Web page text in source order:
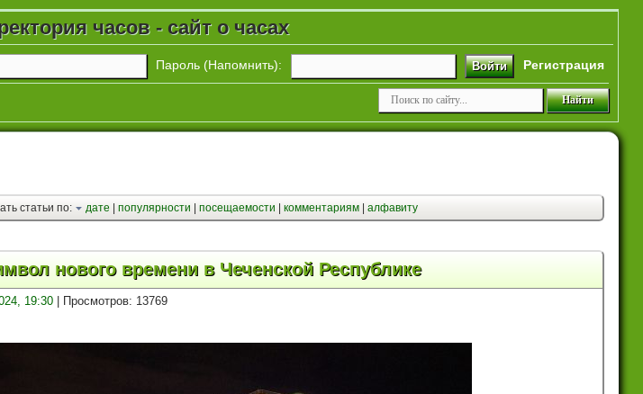
часов - сайт о часах
Пароль (Напомнить): Войти Регистрация
статьи по: дате |популярности |посещаемости |комментариям |алфавиту
нового времени в Чеченской Республике
19:30| Просмотров: 13769